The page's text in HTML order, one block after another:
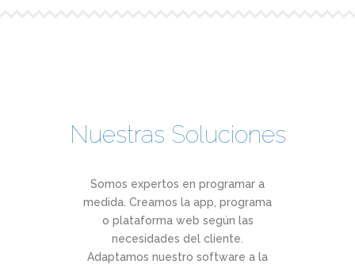
Nuestras Soluciones
Somos expertos en programar a
medida. Creamos la app, programa
o plataforma web según las
necesidades del cliente.
Adaptamos nuestro software a la